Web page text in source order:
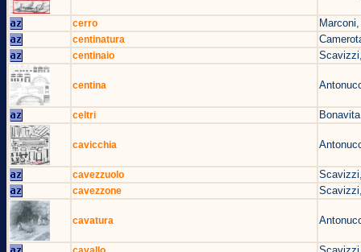
cerro
centinatura
centinaio
centina
celtri
cavicchia
cavezzuolo
cavezzone
cavatura